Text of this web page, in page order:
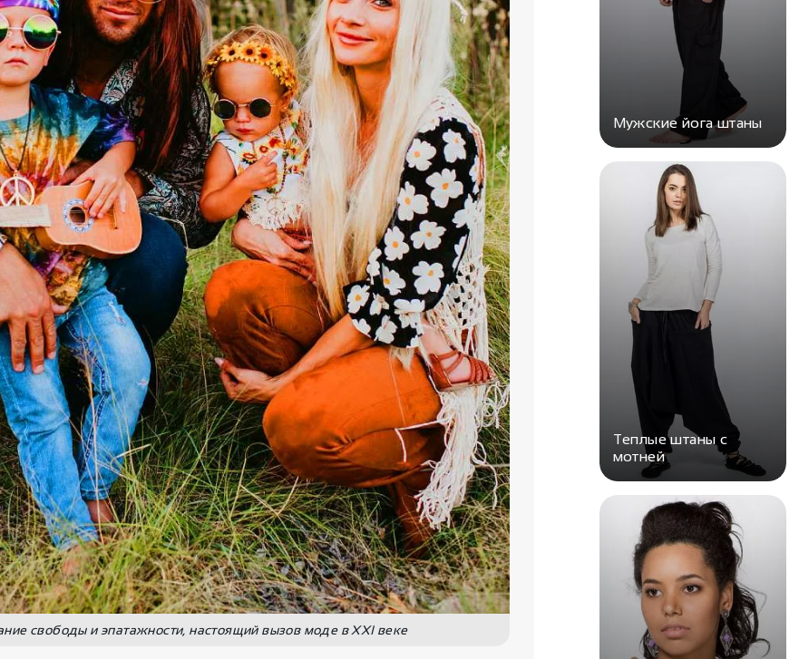
свободы и эпатажности, настоящий вызов моде в XXI веке
Мужские йога штаны
Теплые штаны с
мотней